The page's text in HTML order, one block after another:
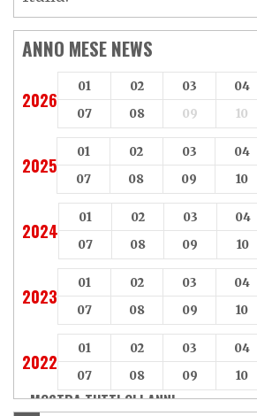
ANNO MESE NEWS
2026
01 02 03 04
07
08 09 10
2025
01 02 03 04
07
08 09 10
2024
01 02 03 04
07
08 09 10
2023
01 02 03 04
07
08 09 10
2022
01 02 03 04
07
08 09 10
MOSTRA TUTTI GLI ANNI »